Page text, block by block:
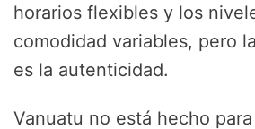
horarios flexibles y los
comodidad variables, pero
es la autenticidad.
Vanuatu no está hecho